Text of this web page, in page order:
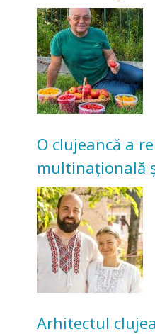
nu poate oferi
O clujeancă a
multinațională
Acum cultivă
bunicilor
Arhitectul